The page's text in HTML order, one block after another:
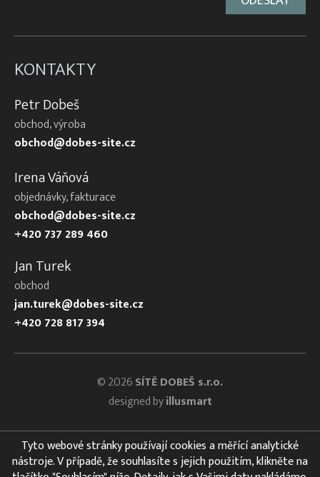
KONTAKTY
Petr Dobeš
obchod, výroba
obchod@dobes-site.cz
Irena Váňová
objednávky, fakturace
obchod@dobes-site.cz
+420 737 289 460
Jan Turek
obchod
jan.turek@dobes-site.cz
+420 728 817 394
© 2026SÍTĚ DOBEŠ s.r.o.
designed byillusmart
Tyto webové stránky používají cookies a měřící analytické
nástroje. V případě, že souhlasíte s jejich použitím, klikněte na